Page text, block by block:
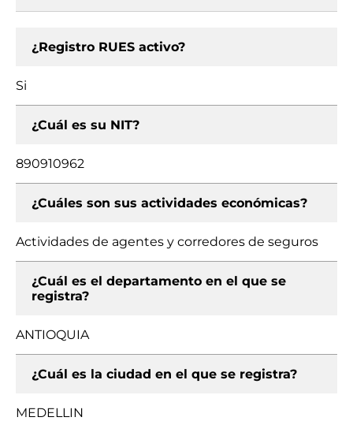
¿Registro RUES activo?
Si
¿Cuál es su NIT?
890910962
¿Cuáles son sus actividades económicas?
Actividades de agentes y corredores de seguros
¿Cuál es el departamento en el que se
registra?
ANTIOQUIA
¿Cuál es la ciudad en el que se registra?
MEDELLIN